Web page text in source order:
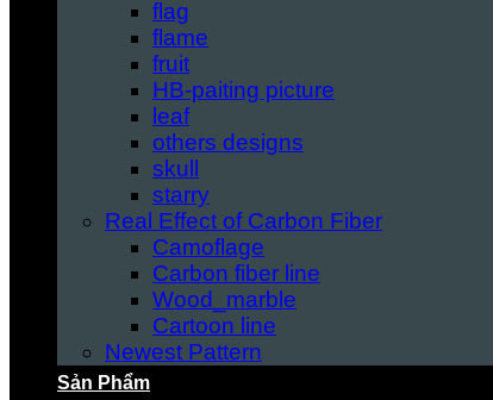
flag
flame
fruit
HB-paiting picture
leaf
others designs
skull
starry
Real Effect of Carbon Fiber
Camoflage
Carbon fiber line
Wood_marble
Cartoon line
Newest Pattern
Sản Phẩm